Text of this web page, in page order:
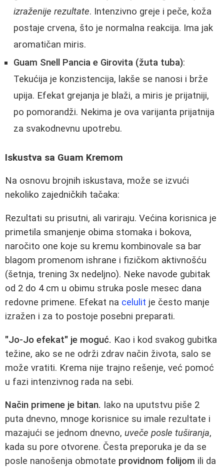
izraženije rezultate. Intenzivno greje i peče, koža
postaje crvena, što je normalna reakcija. Ima jak
aromatičan miris.
Guam Snell Pancia e Girovita (žuta tuba):
Tekućija je konzistencija, lakše se nanosi i brže
upija. Efekat grejanja je blaži, a miris je prijatniji,
po pomorandži. Nekima je ova varijanta prijatnija
za svakodnevnu upotrebu.
Iskustva sa Guam Kremom
Na osnovu brojnih iskustava, može se izvući
nekoliko zajedničkih tačaka:
Rezultati su prisutni, ali variraju. Većina korisnica je
primetila smanjenje obima stomaka i bokova,
naročito one koje su kremu kombinovale sa bar
blagom promenom ishrane i fizičkom aktivnošću
(šetnja, trening 3x nedeljno). Neke navode gubitak
od 2 do 4 cm u obimu struka posle mesec dana
redovne primene. Efekat na celulit je često manje
izražen i za to postoje posebni preparati.
"Jo-Jo efekat" je moguć. Kao i kod svakog gubitka
težine, ako se ne održi zdrav način života, salo se
može vratiti. Krema nije trajno rešenje, već pomoć
u fazi intenzivnog rada na sebi.
Način primene je bitan. Iako na uputstvu piše 2
puta dnevno, mnoge korisnice su imale rezultate i
mazajući se jednom dnevno, uveče posle tuširanja,
kada su pore otvorene. Česta preporuka je da se
posle nanošenja obmotate providnom folijom ili da